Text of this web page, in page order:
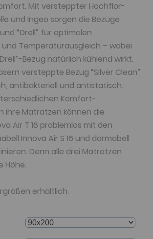
Mit versteppter Hochflor-
und Ingeo sorgen die Bezüge
“Drell” für optimalen
Temperaturausgleich – wobei
Bezug natürlich kühlend wirkt.
versteppte Bezug “Silver Clean”
antibakteriell und antistatisch.
Komfort-
ihre Matratzen können die
Air T 16 problemlos mit den
Innova Air S 16 und dormabell
Denn alle drei Matratzen
Höhe.
erhältlich.